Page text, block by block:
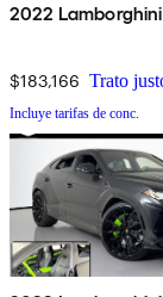
2022
$183,166 Trato
Incluye tarifas de conc.